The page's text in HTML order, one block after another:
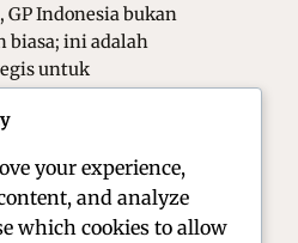
GP Indonesia bukan
biasa; ini adalah
untuk
antusiasme jutaan
your experience,
and analyze
which cookies to allow